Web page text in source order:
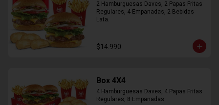
2 Hamburguesas Daves, 2 Papas Fritas
Regulares, 4 Empanadas, 2 Bebidas
Lata.
$14.990
Box 4X4
4 Hamburguesas Daves, 4 Papas Fritas
Regulares, 8 Empanadas